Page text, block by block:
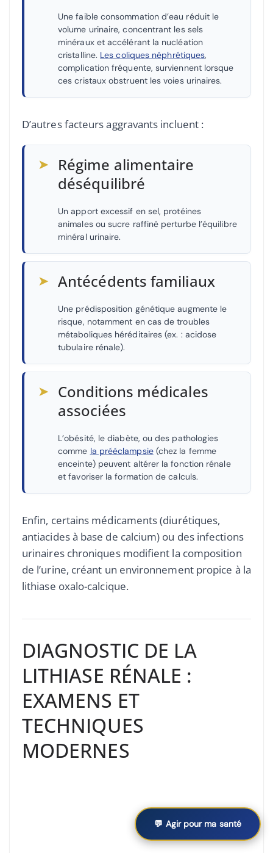
Une faible consommation d’eau réduit le
volume urinaire, concentrant les sels
minéraux et accélérant la nucléation
cristalline. Les coliques néphrétiques,
complication fréquente, surviennent lorsque
ces cristaux obstruent les voies urinaires.
D’autres facteurs aggravants incluent :
➤ Régime alimentaire
déséquilibré
Un apport excessif en sel, protéines
animales ou sucre raffiné perturbe l’équilibre
minéral urinaire.
➤ Antécédents familiaux
Une prédisposition génétique augmente le
risque, notamment en cas de troubles
métaboliques héréditaires (ex. : acidose
tubulaire rénale).
➤ Conditions médicales
associées
L’obésité, le diabète, ou des pathologies
comme la prééclampsie(chez la femme
enceinte) peuvent altérer la fonction rénale
et favoriser la formation de calculs.
Enfin, certains médicaments (diurétiques,
antiacides à base de calcium) ou des infections
urinaires chroniques modifient la composition
de l’urine, créant un environnement propice à la
lithiase oxalo-calcique.
DIAGNOSTIC DE LA
LITHIASE RÉNALE :
EXAMENS ET
TECHNIQUES
MODERNES
💬 Agir pour ma santé